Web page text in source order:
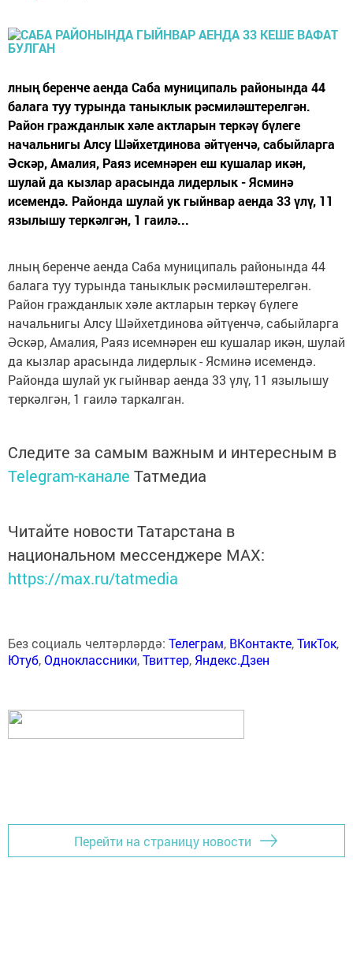
лның беренче аенда Саба муниципаль районында 44
балага туу турында таныклык рәсмиләштерелгән.
Район гражданлык хәле актларын теркәү бүлеге
начальнигы Алсу Шәйхетдинова әйтүенчә, сабыйларга
Әскәр, Амалия, Раяз исемнәрен еш кушалар икән,
шулай да кызлар арасында лидерлык - Ясминә
исемендә. Районда шулай ук гыйнвар аенда 33 үлү, 11
язылышу теркәлгән, 1 гаилә...
лның беренче аенда Саба муниципаль районында 44
балага туу турында таныклык рәсмиләштерелгән.
Район гражданлык хәле актларын теркәү бүлеге
начальнигы Алсу Шәйхетдинова әйтүенчә, сабыйларга
Әскәр, Амалия, Раяз исемнәрен еш кушалар икән, шулай
да кызлар арасында лидерлык - Ясминә исемендә.
Районда шулай ук гыйнвар аенда 33 үлү, 11 язылышу
теркәлгән, 1 гаилә таркалган.
Следите за самым важным и интересным в
Telegram-канале Татмедиа
Читайте новости Татарстана в
национальном мессенджере MАХ:
https://max.ru/tatmedia
Без социаль челтәрләрдә: Телеграм, ВКонтакте,ТикТок,
Ютуб,Одноклассники,Твиттер, Яндекс.Дзен
Перейти на страницу новости